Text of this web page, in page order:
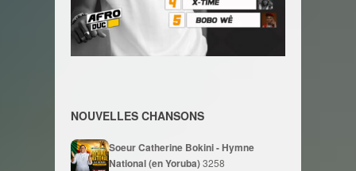
NOUVELLES CHANSONS
Soeur Catherine Bokini - Hymne
National (en Yoruba)3258